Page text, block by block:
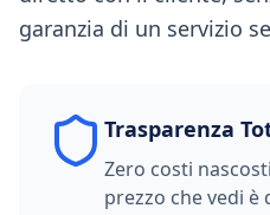
garanzia di un servizio
Trasparenza
Zero costi
prezzo che vedi è